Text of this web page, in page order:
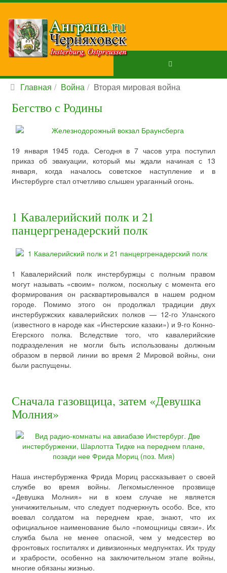
Главная Война Вторая мировая война
Бегство с Родины
19 января 1945 года. Сегодня в 7 часов утра поступил
приказ об эвакуации, который мы ждали начиная с 13
января, когда началось советское наступление и в
Инстербурге стал отчетливо слышен ураганный огонь.
1 Кавалерийский полк и 21
панцергренадерский полк
1 Кавалерийский полк инстербуржцы с полным правом
могут называть «своим» полком, поскольку с момента его
формирования он расквартировывался в нашем родном
городе. Помимо этого он продолжал традиции двух
инстербуржских кавалерийских полков — 12-го Уланского
(известного в народе как «Инстерские казаки») и 9-го Конно-
Егерского полка. Вследствие того, что кавалерийские
подразделения не могли быть использованы должным
образом в первой линии во время 2 Мировой войны, они
были распущены.
Сначала газовщица, затем «Девушка
Молния»
Наша инстербурженка Фрида Мориц рассказывает о своей
службе во время войны. Легкомысленное прозвище
«Девушка Молния» ни в коем случае не является
уничижительным, что следует подчеркнуть особо. Все, кто
воевал солдатом на переднем крае, знают, что их
официальное наименование было «помощницы связи». Их
служба была не менее опасной, чем у медсестер во
фронтовых госпиталях и дивизионных медпунктах. Их труду
и храбрости, особенно на заключительном этапе войны,
многие обязаны жизнью.